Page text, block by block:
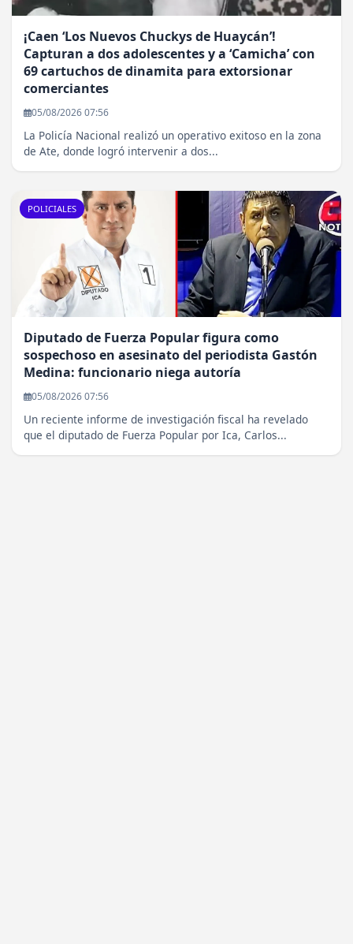
¡Caen ‘Los Nuevos Chuckys de Huaycán’!
Capturan a dos adolescentes y a ‘Camicha’ con
69 cartuchos de dinamita para extorsionar
comerciantes
05/08/2026 07:56
La Policía Nacional realizó un operativo exitoso en la zona
de Ate, donde logró intervenir a dos...
POLICIALES
Diputado de Fuerza Popular figura como
sospechoso en asesinato del periodista Gastón
Medina: funcionario niega autoría
05/08/2026 07:56
Un reciente informe de investigación fiscal ha revelado
que el diputado de Fuerza Popular por Ica, Carlos...